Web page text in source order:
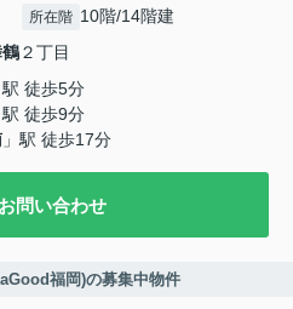
所在階 10階/14階建
２丁目
駅 徒歩5分
駅 徒歩9分
」駅 徒歩17分
お問い合わせ
福岡)の募集中物件